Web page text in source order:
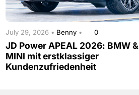
July 29, 2026 • Benny • 0
JD Power APEAL 2026: BMW &
MINI mit erstklassiger
Kundenzufriedenheit